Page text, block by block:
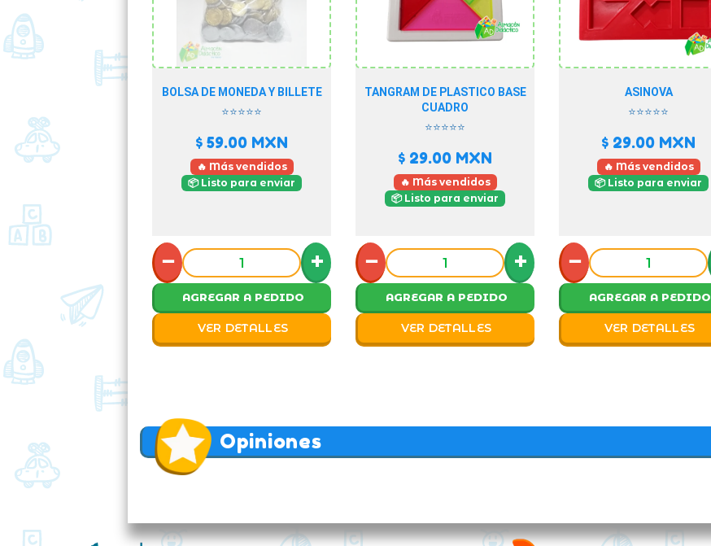
BOLSA DE MONEDA Y BILLETE
⭐⭐⭐⭐⭐
$ 59.00 MXN
🔥 Más vendidos
📦 Listo para enviar
− +
AGREGAR A PEDIDO
VER DETALLES
TANGRAM DE PLASTICO BASE
CUADRO
⭐⭐⭐⭐⭐
$ 29.00 MXN
🔥 Más vendidos
📦 Listo para enviar
− +
AGREGAR A PEDIDO
VER DETALLES
ASINOVA
⭐⭐⭐⭐⭐
$ 29.00 MXN
🔥 Más vendidos
📦 Listo para enviar
−
AGREGAR A PEDIDO
VER DETALLES
Opiniones